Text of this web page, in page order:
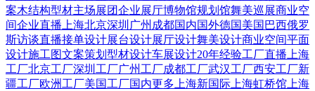
案木结构型材主场展团企业展厅博物馆规划馆舞美巡展商业空
间企业直播 上海北京深圳 广州 成都国内国外德国美国 巴西俄罗
斯访谈直播接单设计展台设计展厅设计舞美设计商业空间平面
设计施工图文案策划 型材设计车展设计20年经验工厂直播 上海
工厂北京工厂深圳工厂广州工厂成都工厂武汉工厂西安工厂新
疆工厂欧洲工厂美国工厂国内更多 上海新国际 上海虹桥馆 上海